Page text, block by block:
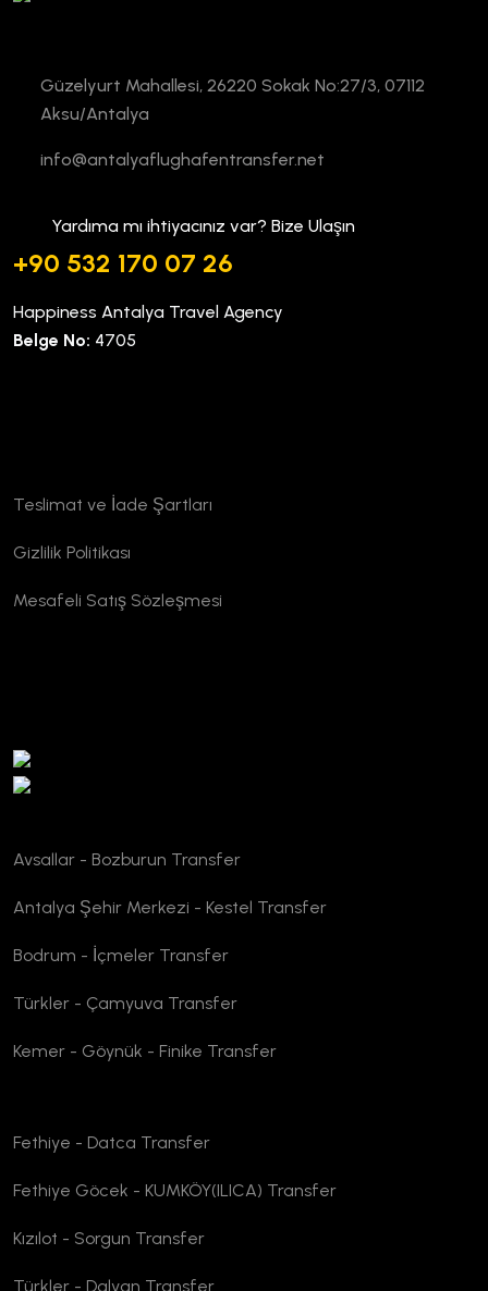
Güzelyurt Mahallesi, 26220 Sokak No:27/3, 07112
Aksu/Antalya
info@antalyaflughafentransfer.net
Yardıma mı ihtiyacınız var? Bize Ulaşın
+90 532 170 07 26
Happiness Antalya Travel Agency
Belge No: 4705
Teslimat ve İade Şartları
Gizlilik Politikası
Mesafeli Satış Sözleşmesi
Avsallar - Bozburun Transfer
Antalya Şehir Merkezi - Kestel Transfer
Bodrum - İçmeler Transfer
Türkler - Çamyuva Transfer
Kemer - Göynük - Finike Transfer
Fethiye - Datca Transfer
Fethiye Göcek - KUMKÖY(ILICA) Transfer
Kızılot - Sorgun Transfer
Türkler - Dalyan Transfer